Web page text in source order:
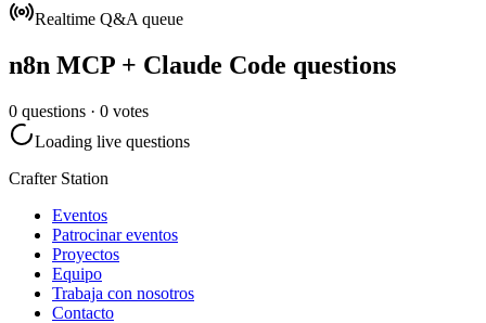
Realtime Q&A queue
n8n MCP + Claude Code questions
0 questions · 0 votes
Loading live questions
Crafter Station
Eventos
Patrocinar eventos
Proyectos
Equipo
Trabaja con nosotros
Contacto